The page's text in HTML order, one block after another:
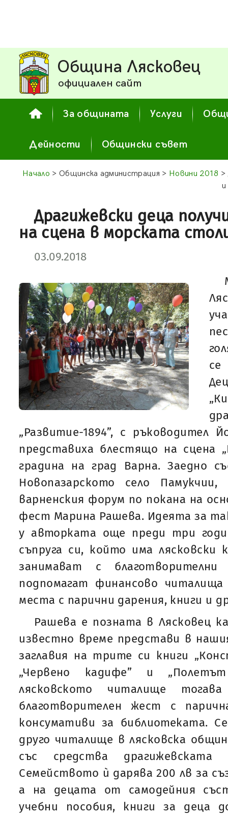
Община Лясковец
официален сайт
За общината Услуги
Дейности Общински съвет
Начало > Общинска администрация > Новини 2018 >
и
Драгижевски деца
на сцена в морската
03.09.2018
се
„Развитие-1894”, с ръководител
представиха блестящо на сцена
градина на град Варна. Заедно
Новопазарското село
варненския форум по покана на
фест Марина Рашева. Идеята за
у авторката още преди три
съпруга си, който има лясковски
занимават с
подпомагат финансово
места с парични дарения, книги и
Рашева е позната в Лясковец
известно време представи в
заглавия на трите си книги
„Червено кадифе” и
лясковското читалище
благотворителен жест с
консумативи за библиотеката.
друго читалище в лясковска
със средства драгижевската
Семейството ѝ дарява 200 лв за
а на децата от самодейния
учебни пособия, книги за деца